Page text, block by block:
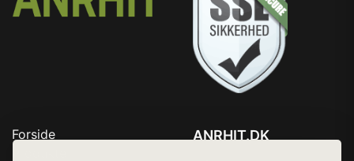
Forside
ANRHIT.DK